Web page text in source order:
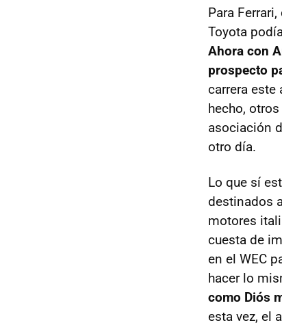
Para
Toyota
Ahora con
prospecto
carrera este
hecho,
asociación
otro día.
Lo que sí
destinados
motores
cuesta de
en el WEC
hacer lo
como Diós
esta vez, el